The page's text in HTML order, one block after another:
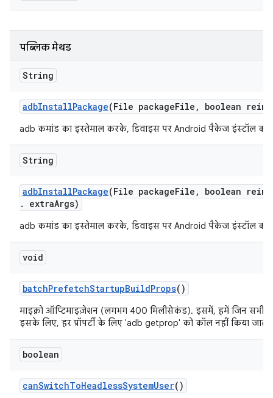
पब्लिक मेथड
String
adbInstallPackage(File packageFile , boolean
adb कमांड का इस्तेमाल करके, डिवाइस पर Android पैकेज इंस्टॉल करें.
String
adbInstallPackage(File packageFile ,
boolean
.
extraArgs)
adb कमांड का इस्तेमाल करके, डिवाइस पर Android पैकेज इंस्टॉल करें.
void
batchPrefetchStartupBuildProps()
माइक्रो ऑप्टिमाइज़ेशन (लगभग 400 मिलीसेकंड). इसमें, हमें जिन सभी
इसके लिए, हर प्रॉपर्टी के लिए 'adb getprop' को कॉल नहीं किया जाता.
boolean
canSwitchToHeadlessSystemUser()